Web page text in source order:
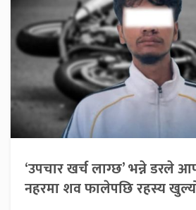
‘उपचार खर्च लाग्छ’ भन्ने डरले
नहरमा शव फालेपछि रहस्य